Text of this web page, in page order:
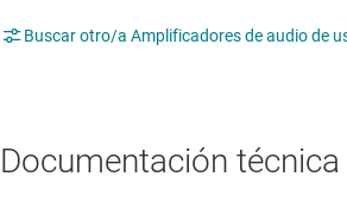
Buscar otro/a Amplificadores de audio de
Documentación técnica